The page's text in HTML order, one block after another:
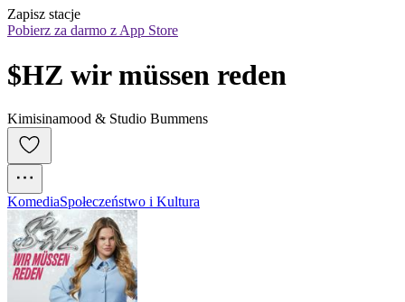
Zapisz stacje
Pobierz za darmo z App Store
$HZ wir müssen reden
Kimisinamood & Studio Bummens
KomediaSpołeczeństwo i Kultura